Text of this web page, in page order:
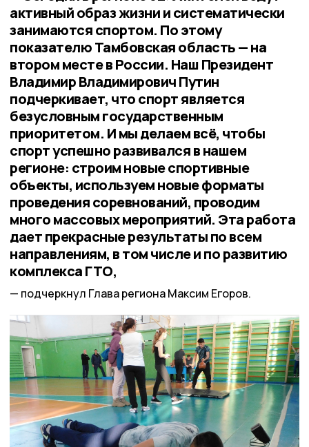
активный образ жизни и систематически
занимаются спортом. По этому
показателю Тамбовская область — на
втором месте в России. Наш Президент
Владимир Владимирович Путин
подчеркивает, что спорт является
безусловным государственным
приоритетом. И мы делаем всё, чтобы
спорт успешно развивался в нашем
регионе: строим новые спортивные
объекты, используем новые форматы
проведения соревнований, проводим
много массовых мероприятий. Эта работа
дает прекрасные результаты по всем
направлениям, в том числе и по развитию
комплекса ГТО,
подчеркнул Глава региона Максим Егоров.